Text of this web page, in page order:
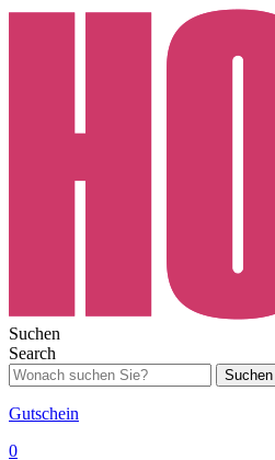
Suchen
Search
Suchen
Gutschein
0